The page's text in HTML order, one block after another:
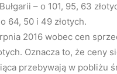
– o 101, 95, 63
64, 50 i 49 złotych.
2016 wobec cen
Oznacza to, że ceny
przebywają w pobliżu